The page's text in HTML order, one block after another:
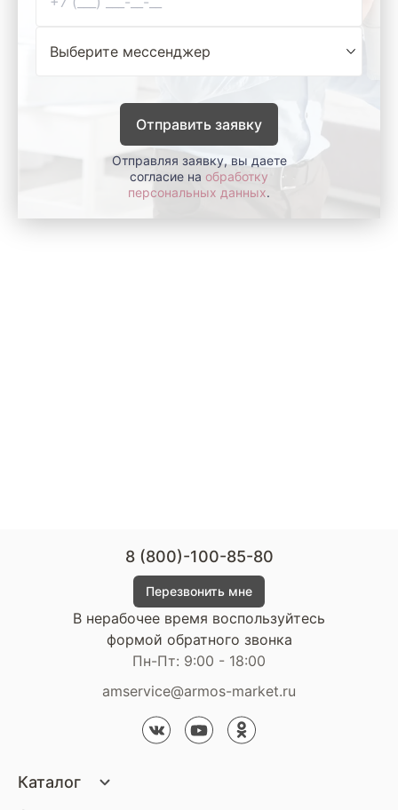
Отправить заявку
Отправляя заявку, вы даете
согласие на обработку
персональных данных.
Каталог
8 (800)-100-85-80
Перезвонить мне
В нерабочее время воспользуйтесь
формой обратного звонка
Пн-Пт: 9:00 - 18:00
amservice@armos-market.ru